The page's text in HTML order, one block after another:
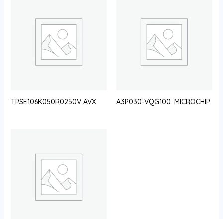
TPSE106K050R0250V AVX A3P030-VQG100. MICROCHIP